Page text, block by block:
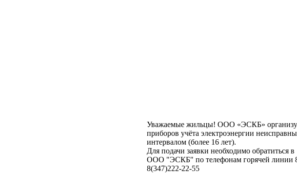
Уважаемые жильцы! ООО «ЭСКБ»
приборов учёта электроэнергии
интервалом (более 16 лет).
Для подачи заявки необходимо обратиться в
ООО "ЭСКБ" по телефонам горячей линии
8(347)222-22-55